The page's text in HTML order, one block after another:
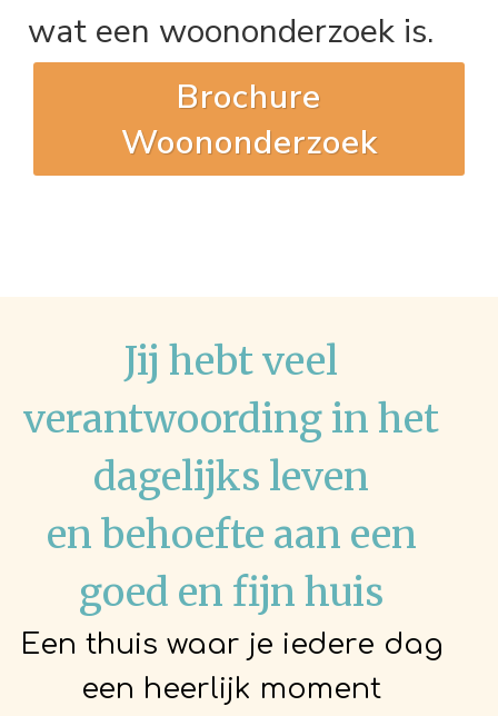
wat een woononderzoek is.
Brochure
Woononderzoek
Jij hebt veel
verantwoording in het
dagelijks leven
en behoefte aan een
goed en fijn huis
Een thuis waar je iedere dag
een heerlijk moment